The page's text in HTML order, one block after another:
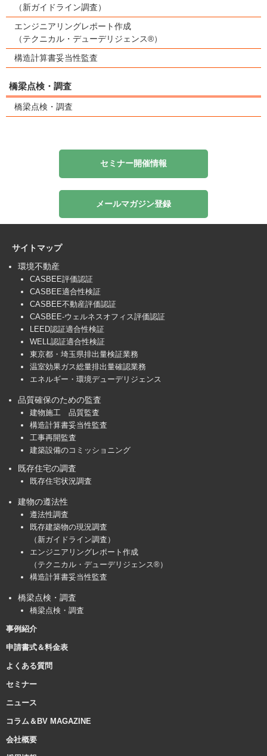
（新ガイドライン調査）
エンジニアリングレポート作成
（テクニカル・デューデリジェンス®）
構造計算書妥当性監査
橋梁点検・調査
橋梁点検・調査
セミナー開催情報
メールマガジン登録
サイトマップ
環境不動産
CASBEE評価認証
CASBEE適合性検証
CASBEE不動産評価認証
CASBEE-ウェルネスオフィス評価認証
LEED認証適合性検証
WELL認証適合性検証
東京都・埼玉県排出量検証業務
温室効果ガス総量排出量確認業務
エネルギー・環境デューデリジェンス
品質確保のための監査
建物施工 品質監査
構造計算書妥当性監査
工事再開監査
建築設備のコミッショニング
既存住宅の調査
既存住宅状況調査
建物の遵法性
遵法性調査
既存建築物の現況調査
（新ガイドライン調査）
エンジニアリングレポート作成
（テクニカル・デューデリジェンス®）
構造計算書妥当性監査
橋梁点検・調査
橋梁点検・調査
事例紹介
申請書式＆料金表
よくある質問
セミナー
ニュース
コラム＆BV MAGAZINE
会社概要